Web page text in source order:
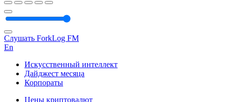
Слушать ForkLog FM
En
Искусственный интеллект
Дайджест месяца
Корпораты
Цены криптовалют